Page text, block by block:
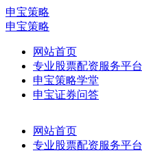
申宝策略
申宝策略
网站首页
专业股票配资服务平台
申宝策略学堂
申宝证券问答
网站首页
专业股票配资服务平台